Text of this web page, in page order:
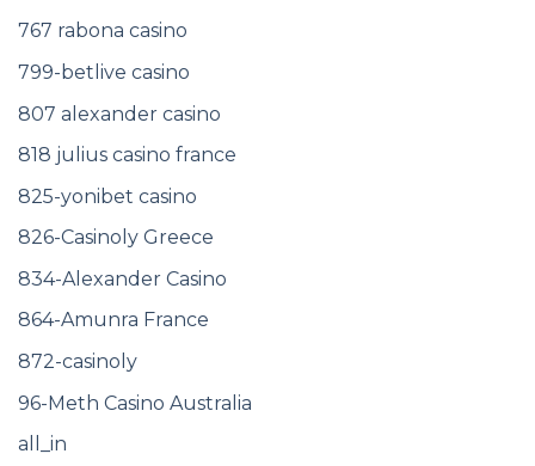
767 rabona casino
799-betlive casino
807 alexander casino
818 julius casino france
825-yonibet casino
826-Casinoly Greece
834-Alexander Casino
864-Amunra France
872-casinoly
96-Meth Casino Australia
all_in